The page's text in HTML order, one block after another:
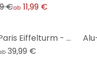
€ab 11,99 €
Wandbild Paris Eiffelturm - Alu-Dibond
39,99 €